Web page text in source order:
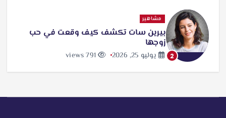
2
مشاهير
بيرين سات تكشف كيف وقعت في حب
زوجها
يوليو 25, 2026 791 views